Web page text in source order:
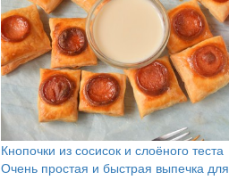
Кнопочки из сосисок и слоёного теста
Очень простая и быстрая выпечка для